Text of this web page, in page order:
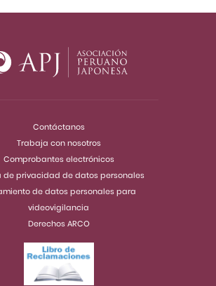
Contáctanos
Trabaja con nosotros
Comprobantes electrónicos
de privacidad de datos personales
de datos personales para
videovigilancia
Derechos ARCO